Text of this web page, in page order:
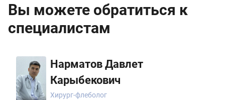
Вы можете обратиться к
специалистам
Нарматов Давлет
Карыбекович
Хирург-флеболог